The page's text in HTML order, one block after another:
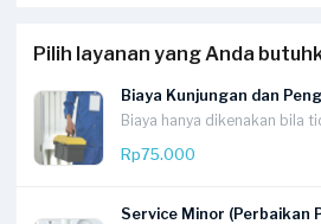
Pilih layanan yang Anda
Biaya Kunjungan dan
Biaya hanya dikenakan bila
Rp75.000
Service Minor (Perbaikan